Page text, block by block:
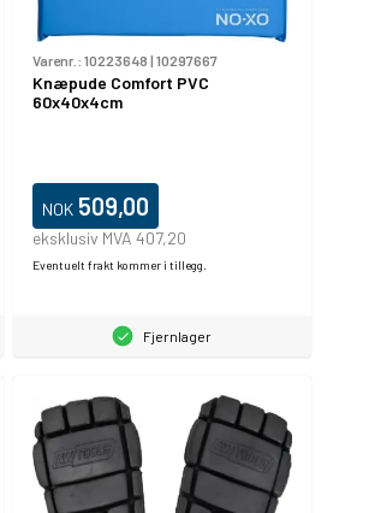
Varenr.: 10223648 | 10297667
Knæpude Comfort PVC
60x40x4cm
NOK 509,00
eksklusiv MVA 407,20
Eventuelt frakt kommer i tillegg.
Fjernlager